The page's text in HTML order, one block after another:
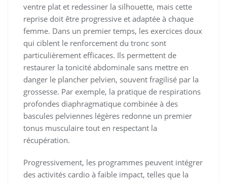
ventre plat et redessiner la silhouette, mais cette
reprise doit être progressive et adaptée à chaque
femme. Dans un premier temps, les exercices doux
qui ciblent le renforcement du tronc sont
particulièrement efficaces. Ils permettent de
restaurer la tonicité abdominale sans mettre en
danger le plancher pelvien, souvent fragilisé par la
grossesse. Par exemple, la pratique de respirations
profondes diaphragmatique combinée à des
bascules pelviennes légères redonne un premier
tonus musculaire tout en respectant la
récupération.
Progressivement, les programmes peuvent intégrer
des activités cardio à faible impact, telles que la